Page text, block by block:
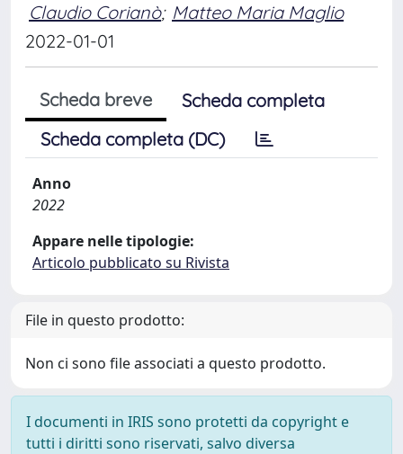
Claudio Corianò; Matteo Maria Maglio
2022-01-01
Scheda breve
Scheda completa
Scheda completa (DC)
Anno
2022
Appare nelle tipologie:
Articolo pubblicato su Rivista
File in questo prodotto:
Non ci sono file associati a questo prodotto.
I documenti in IRIS sono protetti da copyright e
tutti i diritti sono riservati, salvo diversa